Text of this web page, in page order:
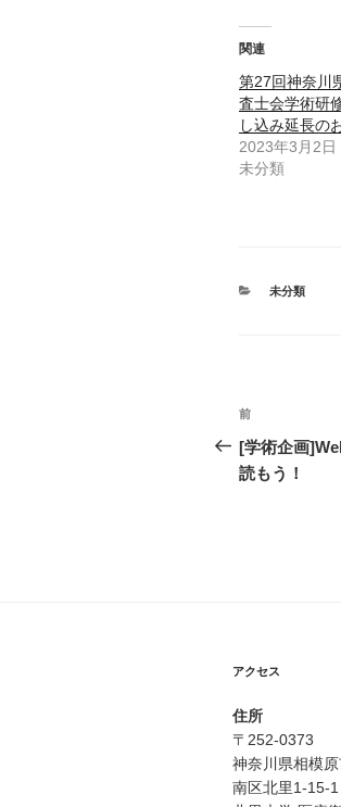
関連
第27回神奈川
査士会学術研
し込み延長の
2023年3月2日
未分類
カ
未分類
投
稿
ナ
ョ
ン
前
の
投
前
[学術企画
読もう！
アクセス
住所
〒252-0373
神奈川県相模
南区北里1-15-1